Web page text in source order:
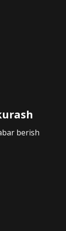
berish